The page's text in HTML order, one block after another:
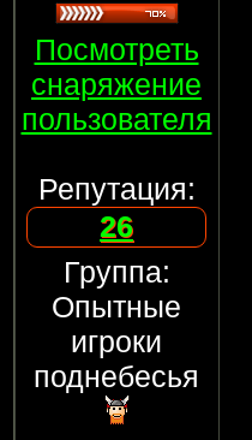
Посмотреть
снаряжение
пользователя
Репутация:
26
Группа:
Опытные
игроки
поднебесья